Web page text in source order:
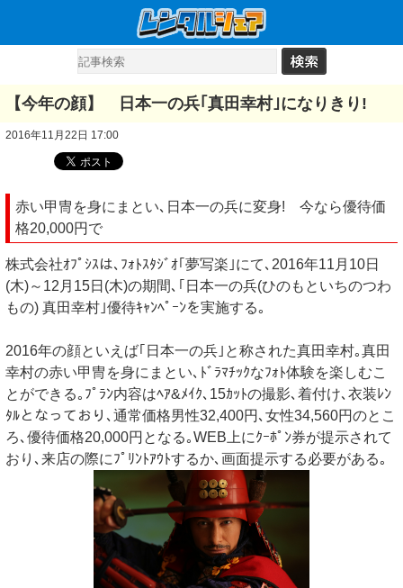
【今年の顔】 日本一の兵｢真田幸村｣になりきり!
2016年11月22日 17:00
赤い甲冑を身にまとい､日本一の兵に変身! 今なら優待価
格20,000円で
株式会社ｵﾌﾟｼｽは､ﾌｫﾄｽﾀｼﾞｵ｢夢写楽｣にて､2016年11月10日
(木)～12月15日(木)の期間､｢日本一の兵(ひのもといちのつわ
もの) 真田幸村｣優待ｷｬﾝﾍﾟｰﾝを実施する｡
2016年の顔といえば｢日本一の兵｣と称された真田幸村｡真田
幸村の赤い甲冑を身にまとい､ﾄﾞﾗﾏﾁｯｸなﾌｫﾄ体験を楽しむこ
とができる｡ﾌﾟﾗﾝ内容はﾍｱ&ﾒｲｸ､15ｶｯﾄの撮影､着付け､衣装ﾚﾝ
ﾀﾙとなっており､通常価格男性32,400円､女性34,560円のとこ
ろ､優待価格20,000円となる｡WEB上にｸｰﾎﾟﾝ券が提示されて
おり､来店の際にﾌﾟﾘﾝﾄｱｳﾄするか､画面提示する必要がある｡